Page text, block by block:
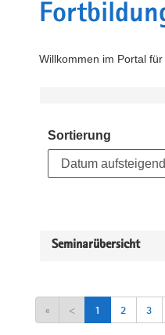
Willkommen im Portal für
Sortierung
Seminarübersicht
« < 1 2 3